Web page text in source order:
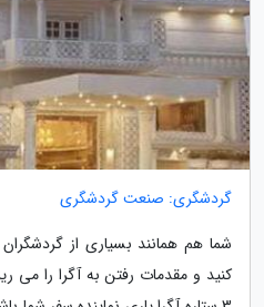
گردشگری: صنعت گردشگری
شما هم همانند بسیاری از
کنید و مقدمات رفتن به آگرا را می